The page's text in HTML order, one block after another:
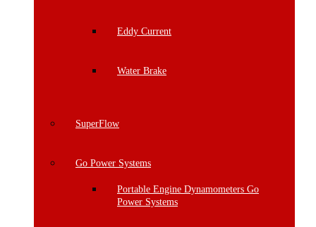
Eddy Current
Water Brake
SuperFlow
Go Power Systems
Portable Engine Dynamometers Go
Power Systems